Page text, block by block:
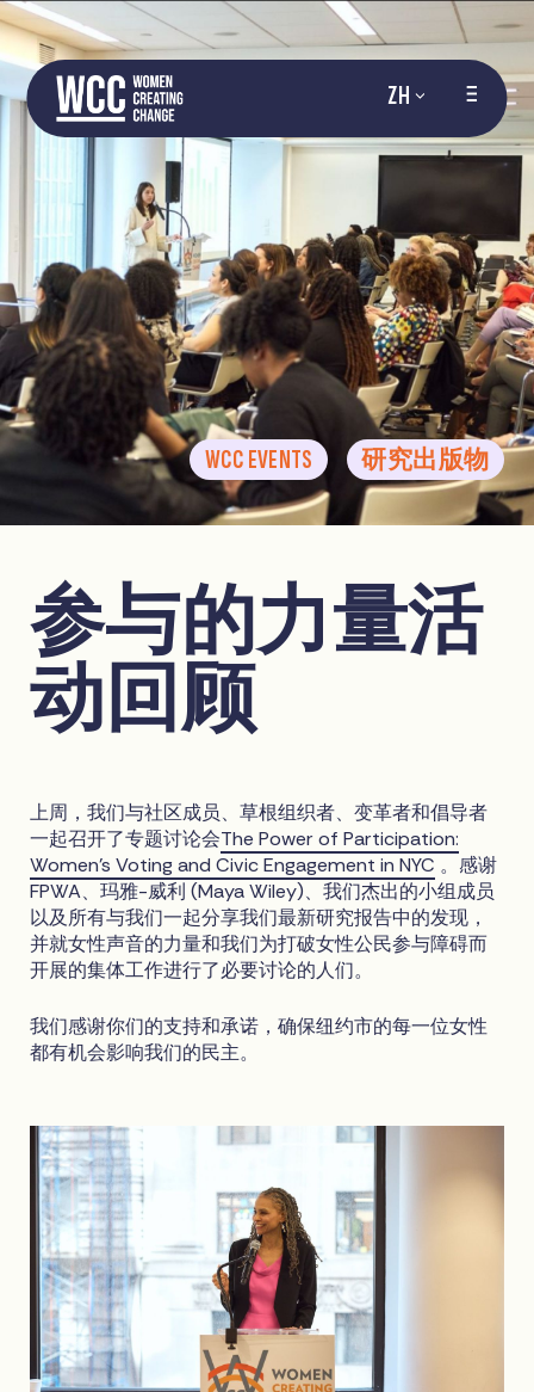
ZH
WCC EVENTS 研究出版物
参与的力量活
动回顾
上周，我们与社区成员、草根组织者、变革者和倡导者
一起召开了专题讨论会The Power of Participation:
Women's Voting and Civic Engagement in NYC 。感谢
FPWA、玛雅-威利 (Maya Wiley)、我们杰出的小组成员
以及所有与我们一起分享我们最新研究报告中的发现，
并就女性声音的力量和我们为打破女性公民参与障碍而
开展的集体工作进行了必要讨论的人们。
我们感谢你们的支持和承诺，确保纽约市的每一位女性
都有机会影响我们的民主。